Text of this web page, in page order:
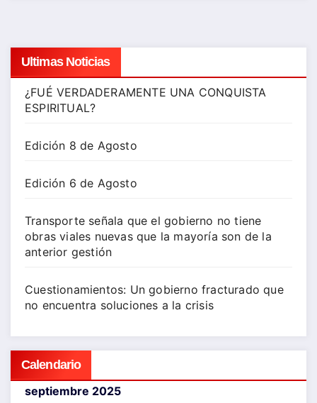
Ultimas Noticias
¿FUÉ VERDADERAMENTE UNA CONQUISTA
ESPIRITUAL?
Edición 8 de Agosto
Edición 6 de Agosto
Transporte señala que el gobierno no tiene
obras viales nuevas que la mayoría son de la
anterior gestión
Cuestionamientos: Un gobierno fracturado que
no encuentra soluciones a la crisis
Calendario
septiembre 2025